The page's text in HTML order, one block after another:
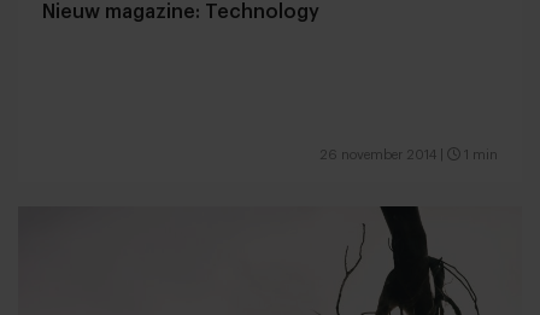
Nieuw magazine: Technology
26 november 2014 1 min